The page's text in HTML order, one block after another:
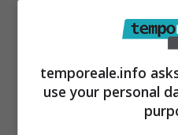
straordinaria nei punti
3. Un maggiore
temporeale.info
use your personal